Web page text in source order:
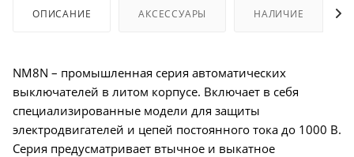
ОПИСАНИЕ АКСЕССУАРЫ НАЛИЧИЕ
NM8N – промышленная серия автоматических
выключателей в литом корпусе. Включает в себя
специализированные модели для защиты
электродвигателей и цепей постоянного тока до 1000 В.
Серия предусматривает втычное и выкатное